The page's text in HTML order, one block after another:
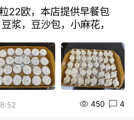
22欧，本店提供早餐包
浆，豆沙包，小麻花，
450 4